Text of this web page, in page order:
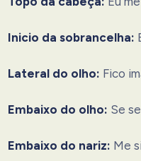
Inicio da sobrancelha:
Lateral do olho: Fico
Embaixo do olho: Se
Embaixo do nariz: Me